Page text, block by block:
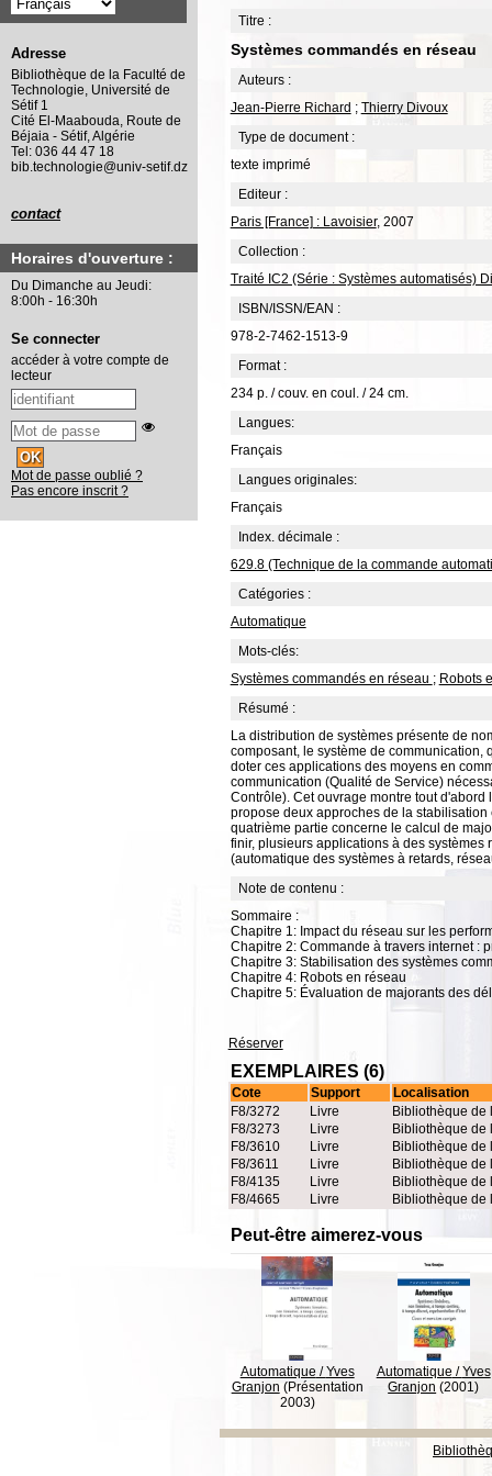
Titre :
Systèmes commandés en réseau
Auteurs :
Jean-Pierre Richard ; Thierry Divoux
Type de document :
texte imprimé
Editeur :
Paris [France] : Lavoisier, 2007
Collection :
Traité IC2 (Série : Systèmes automatisés)
ISBN/ISSN/EAN :
978-2-7462-1513-9
Format :
234 p. / couv. en coul. / 24 cm.
Langues:
Français
Langues originales:
Français
Index. décimale :
629.8 (Technique de la commande
Catégories :
Automatique
Mots-clés:
Systèmes commandés en réseau ; Robots
Résumé :
La distribution de systèmes présente de
composant, le système de
doter ces applications des moyens en
communication (Qualité de Service)
Contrôle). Cet ouvrage montre tout
propose deux approches de la
quatrième partie concerne le calcul de
finir, plusieurs applications à des
(automatique des systèmes à retards,
Note de contenu :
Sommaire :
Chapitre 1: Impact du réseau sur les
Chapitre 2: Commande à travers internet :
Chapitre 3: Stabilisation des systèmes
Chapitre 4: Robots en réseau
Chapitre 5: Évaluation de majorants des
Réserver
EXEMPLAIRES (6)
Cote Support
Localisation
F8/3272
Livre
Bibliothèque de
F8/3273
Livre
Bibliothèque de
F8/3610
Livre
Bibliothèque de
F8/3611
Livre
Bibliothèque de
F8/4135
Livre
Bibliothèque de
F8/4665
Livre Bibliothèque de
Peut-être aimerez-vous
Automatique /Yves
Granjon (Présentation
2003)
Automatique /Yves
Granjon (2001)
Adresse
Bibliothèque de la Faculté de
Technologie, Université de
Sétif 1
Cité El-Maabouda, Route de
Béjaia - Sétif, Algérie
Tel: 036 44 47 18
bib.technologie@univ-setif.dz
contact
Horaires d'ouverture :
Du Dimanche au Jeudi:
8:00h - 16:30h
Se connecter
accéder à votre compte de
lecteur
Mot de passe oublié ?
Pas encore inscrit ?